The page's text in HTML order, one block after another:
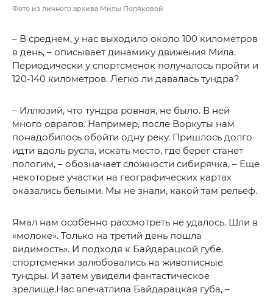
Фото из личного архива Милы Поляковой
– В среднем, у нас выходило около 100 километров
в день, – описывает динамику движения Мила.
Периодически у спортсменок получалось пройти и
120-140 километров. Легко ли давалась тундра?
– Иллюзий, что тундра ровная, не было. В ней
много оврагов. Например, после Воркуты нам
понадобилось обойти одну реку. Пришлось долго
идти вдоль русла, искать место, где берег станет
пологим, – обозначает сложности сибирячка, – Еще
некоторые участки на географических картах
оказались белыми. Мы не знали, какой там рельеф.
Ямал нам особенно рассмотреть не удалось. Шли в
«молоке». Только на третий день пошла
видимость». И подходя к Байдарацкой губе,
спортсменки залюбовались на живописные
тундры. И затем увидели фантастическое
зрелище.Нас впечатлила Байдарацкая губа, –